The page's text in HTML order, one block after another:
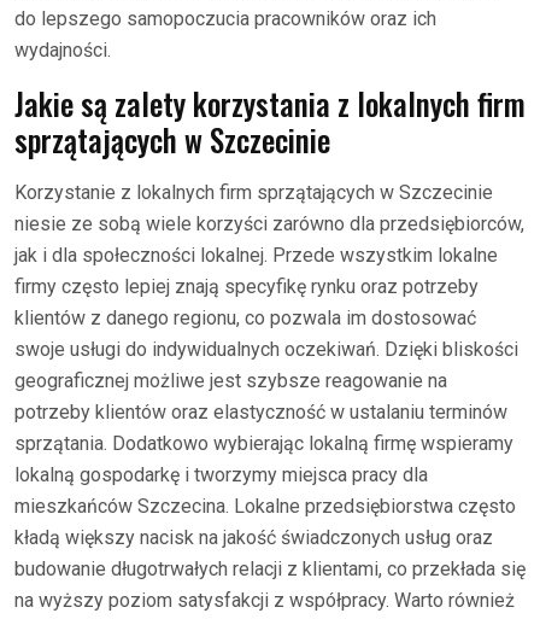
do lepszego samopoczucia pracowników oraz ich
wydajności.
Jakie są zalety korzystania z lokalnych firm
sprzątających w Szczecinie
Korzystanie z lokalnych firm sprzątających w Szczecinie
niesie ze sobą wiele korzyści zarówno dla przedsiębiorców,
jak i dla społeczności lokalnej. Przede wszystkim lokalne
firmy często lepiej znają specyfikę rynku oraz potrzeby
klientów z danego regionu, co pozwala im dostosować
swoje usługi do indywidualnych oczekiwań. Dzięki bliskości
geograficznej możliwe jest szybsze reagowanie na
potrzeby klientów oraz elastyczność w ustalaniu terminów
sprzątania. Dodatkowo wybierając lokalną firmę wspieramy
lokalną gospodarkę i tworzymy miejsca pracy dla
mieszkańców Szczecina. Lokalne przedsiębiorstwa często
kładą większy nacisk na jakość świadczonych usług oraz
budowanie długotrwałych relacji z klientami, co przekłada się
na wyższy poziom satysfakcji z współpracy. Warto również